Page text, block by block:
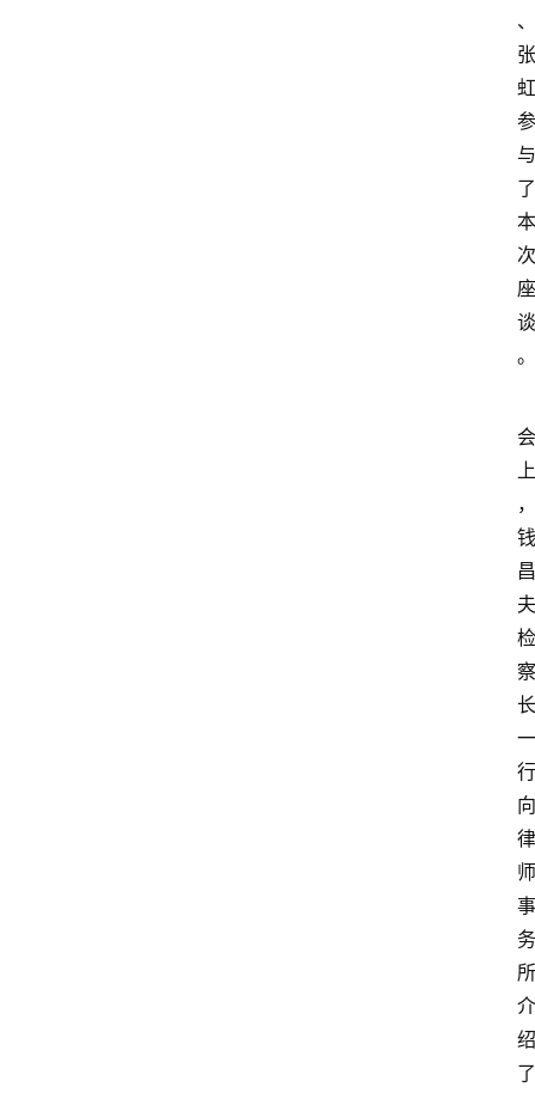
、
张
虹
参
与
了
本
次
座
谈
。
会
上
，
钱
昌
夫
检
察
长
一
行
向
律
师
事
务
所
介
绍
了